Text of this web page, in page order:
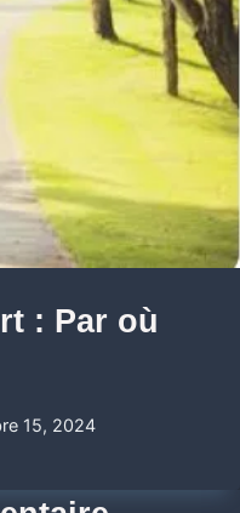
: Par où
15, 2024